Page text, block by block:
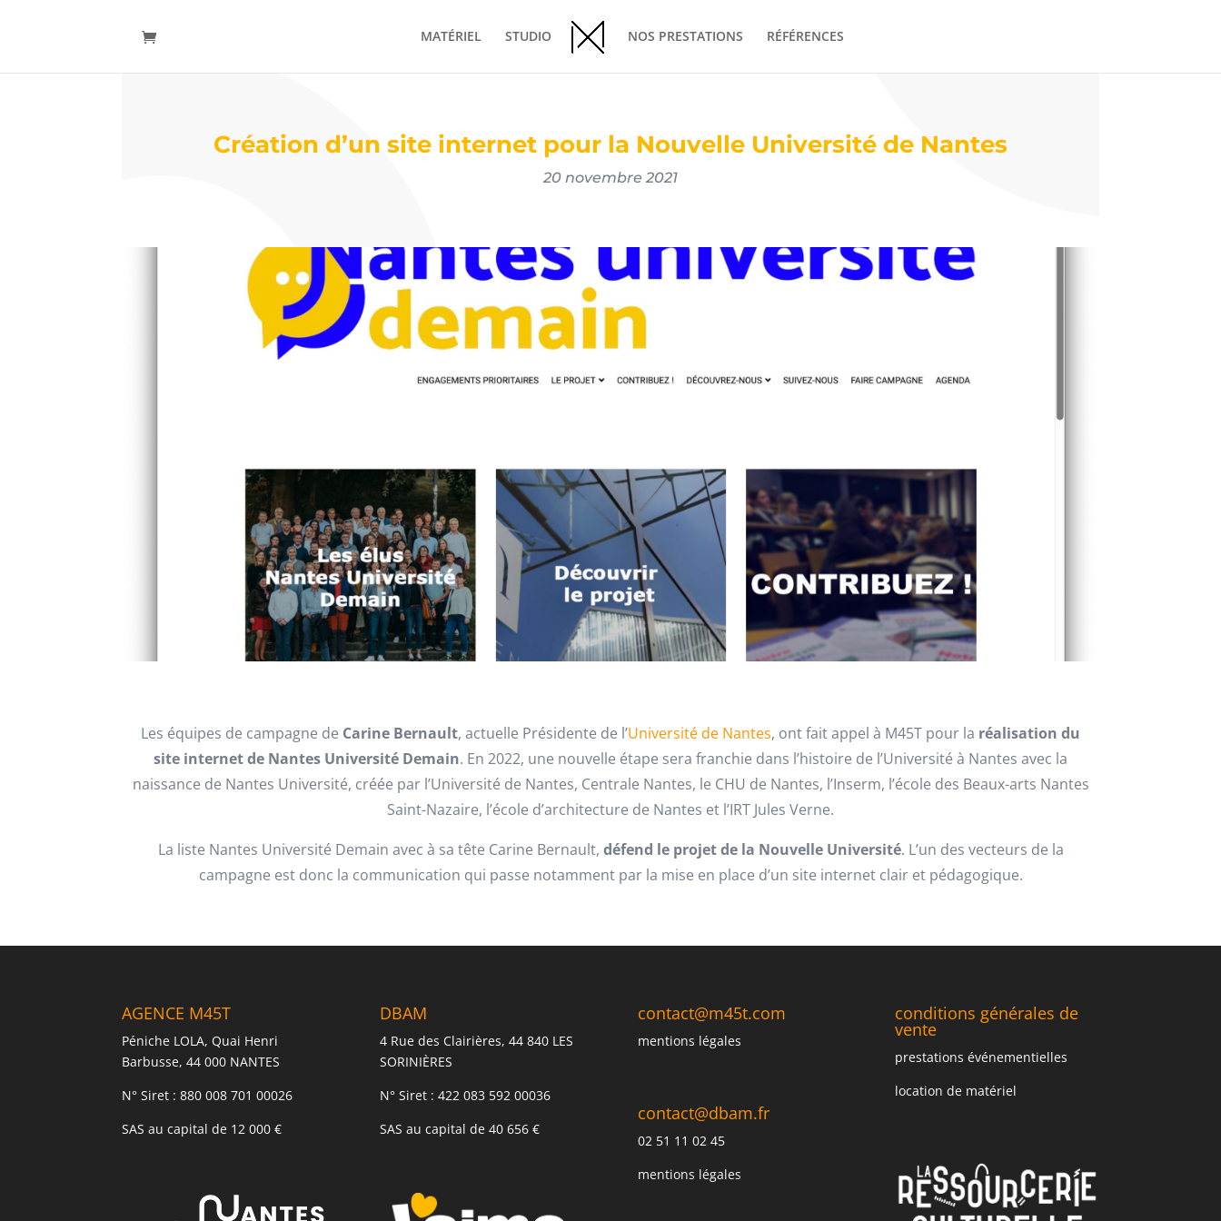
MATÉRIEL STUDIO NOS PRESTATIONS RÉFÉRENCES
Création d’un site internet pour la Nouvelle Université de Nantes
20 novembre 2021
Les équipes de campagne de Carine Bernault, actuelle Présidente de l’Université de Nantes, ont fait appel à M45T pour la réalisation du
site internet de Nantes Université Demain. En 2022, une nouvelle étape sera franchie dans l’histoire de l’Université à Nantes avec la
naissance de Nantes Université, créée par l’Université de Nantes, Centrale Nantes, le CHU de Nantes, l’Inserm, l’école des Beaux-arts Nantes
Saint-Nazaire, l’école d’architecture de Nantes et l’IRT Jules Verne.
La liste Nantes Université Demain avec à sa tête Carine Bernault, défend le projet de la Nouvelle Université. L’un des vecteurs de la
campagne est donc la communication qui passe notamment par la mise en place d’un site internet clair et pédagogique.
AGENCE M45T
Péniche LOLA, Quai Henri
Barbusse, 44 000 NANTES
N° Siret : 880 008 701 00026
SAS au capital de 12 000 €
DBAM
4 Rue des Clairières, 44 840 LES
SORINIÈRES
N° Siret : 422 083 592 00036
SAS au capital de 40 656 €
contact@m45t.com
mentions légales
contact@dbam.fr
02 51 11 02 45
mentions légales
conditions générales de
vente
prestations événementielles
location de matériel